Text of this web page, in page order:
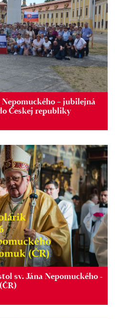
– jubilejná
Českej republiky
sv. Jána Nepomuckého -